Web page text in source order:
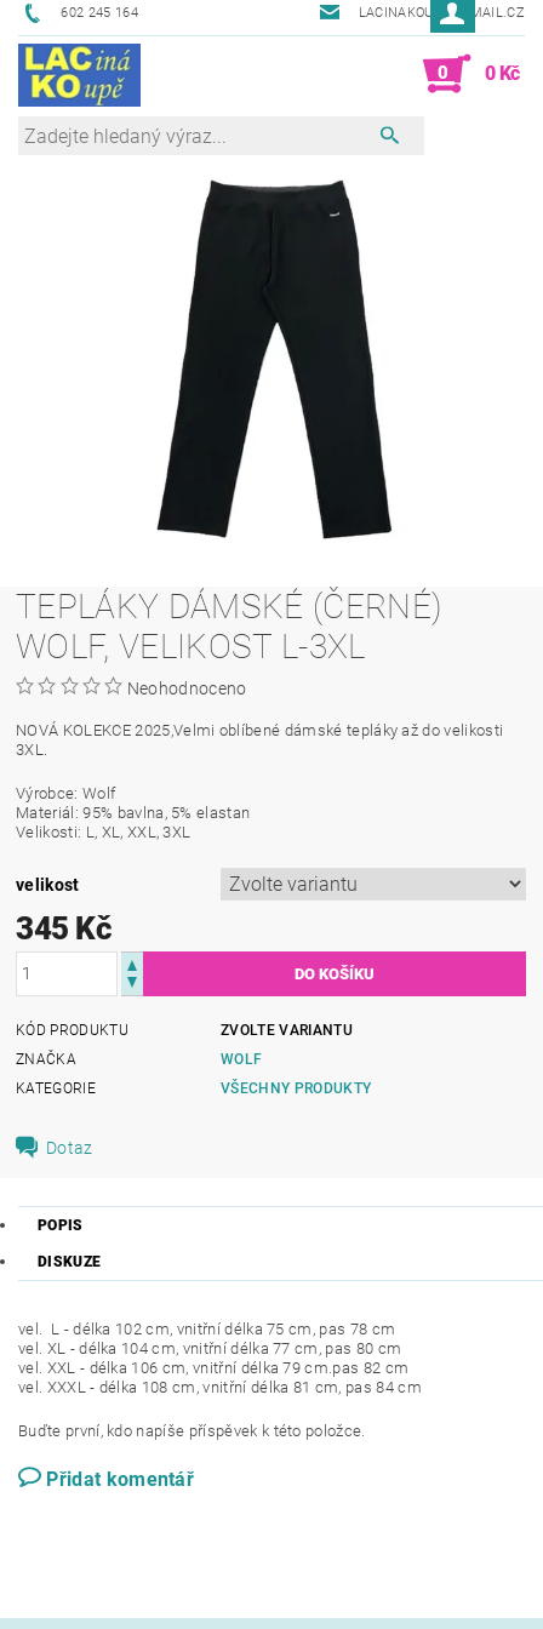
602 245 164 LACINAKOUPE@EMAIL.CZ
0 0 Kč
TEPLÁKY DÁMSKÉ (ČERNÉ)
WOLF, VELIKOST L-3XL
Neohodnoceno
NOVÁ KOLEKCE 2025,Velmi oblíbené dámské tepláky až do velikosti
3XL.
Výrobce: Wolf
Materiál: 95% bavlna, 5% elastan
Velikosti: L, XL, XXL, 3XL
velikost
345 Kč
KÓD PRODUKTU
ZVOLTE VARIANTU
ZNAČKA
WOLF
KATEGORIE
VŠECHNY PRODUKTY
Dotaz
POPIS
DISKUZE
vel. L - délka 102 cm, vnitřní délka 75 cm, pas 78 cm
vel. XL - délka 104 cm, vnitřní délka 77 cm, pas 80 cm
vel. XXL - délka 106 cm, vnitřní délka 79 cm.pas 82 cm
vel. XXXL - délka 108 cm, vnitřní délka 81 cm, pas 84 cm
Buďte první, kdo napíše příspěvek k této položce.
Přidat komentář